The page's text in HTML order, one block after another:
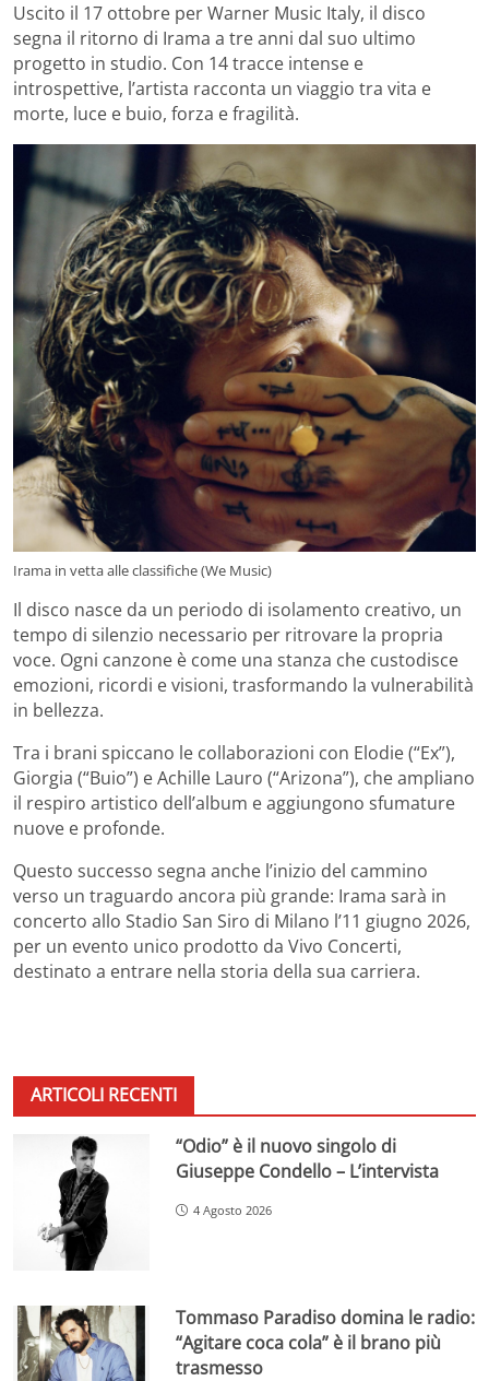
Uscito il 17 ottobre per Warner Music Italy, il disco
segna il ritorno di Irama a tre anni dal suo ultimo
progetto in studio. Con 14 tracce intense e
introspettive, l’artista racconta un viaggio tra vita e
morte, luce e buio, forza e fragilità.
Irama in vetta alle classifiche (We Music)
Il disco nasce da un periodo di isolamento creativo, un
tempo di silenzio necessario per ritrovare la propria
voce. Ogni canzone è come una stanza che custodisce
emozioni, ricordi e visioni, trasformando la vulnerabilità
in bellezza.
Tra i brani spiccano le collaborazioni con Elodie (“Ex”),
Giorgia (“Buio”) e Achille Lauro (“Arizona”), che ampliano
il respiro artistico dell’album e aggiungono sfumature
nuove e profonde.
Questo successo segna anche l’inizio del cammino
verso un traguardo ancora più grande: Irama sarà in
concerto allo Stadio San Siro di Milano l’11 giugno 2026,
per un evento unico prodotto da Vivo Concerti,
destinato a entrare nella storia della sua carriera.
ARTICOLI RECENTI
“Odio” è il nuovo singolo di
Giuseppe Condello – L’intervista
4 Agosto 2026
Tommaso Paradiso domina le radio:
“Agitare coca cola” è il brano più
trasmesso